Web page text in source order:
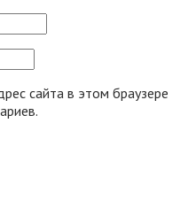
сайта в этом браузере